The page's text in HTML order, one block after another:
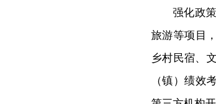
强化政
旅游等项目
乡村民宿、
（镇）绩效